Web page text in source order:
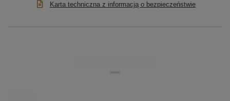
Karta techniczna z informacją o bezpieczeństwie